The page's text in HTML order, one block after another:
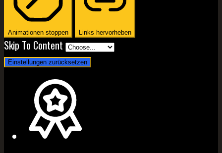
Animationen stoppen Links hervorheben
Skip To Content
Einstellungen zurücksetzen